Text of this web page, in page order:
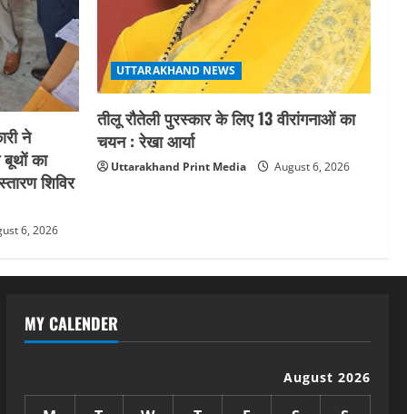
ने
का
शिविर
6, 2026
UTTARAKHAND NEWS
तीलू रौतेली पुरस्कार के लिए 13 वीरांगनाओं का
चयन : रेखा आर्या
Uttarakhand Print Media August 6, 2026
MY CALENDER
August 2026